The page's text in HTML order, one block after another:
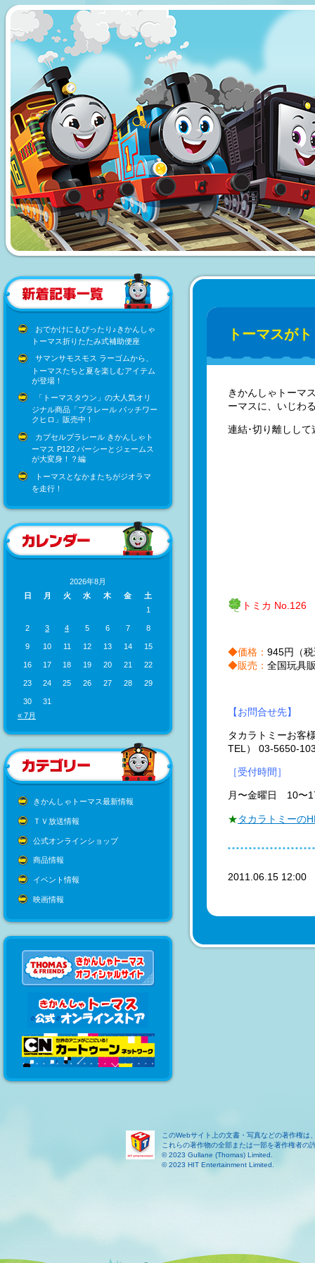
おでかけにもぴったり♪きかんしゃ
トーマス折りたたみ式補助便座
サマンサモスモス ラーゴムから、
トーマスたちと夏を楽しむアイテム
が登場！
「トーマスタウン」の大人気オリ
ジナル商品「プラレール パッチワー
クヒロ」販売中！
カプセルプラレール きかんしゃト
ーマス P122 パーシーとジェームス
が大変身！？編
トーマスとなかまたちがジオラマ
を走行！
2026年8月
日
月 火 水 木 金
土
1
2 3 4 5 6 7 8
9 10 11 12 13 14 15
16 17 18 19 20 21 22
23 24 25 26 27 28 29
30
31
« 7月
きかんしゃトーマス最新情報
ＴＶ放送情報
公式オンラインショップ
商品情報
イベント情報
映画情報
トーマスが
きかんしゃトーマ
ーマスに、いじわ
連結･切り離しして
トミカ No.126
◆価格： 945円（
◆販売： 全国玩具
【お問合せ先】
タカラトミーお客
TEL） 03-5650-
［受付時間］
月〜金曜日 10〜
★タカラトミーの
2011.06.15
このWebサイト上の文書・写真などの著作権は
これらの著作物の全部または一部を著作権者の
© 2023 Gullane (Thomas) Limited.
© 2023 HIT Entertainment Limited.